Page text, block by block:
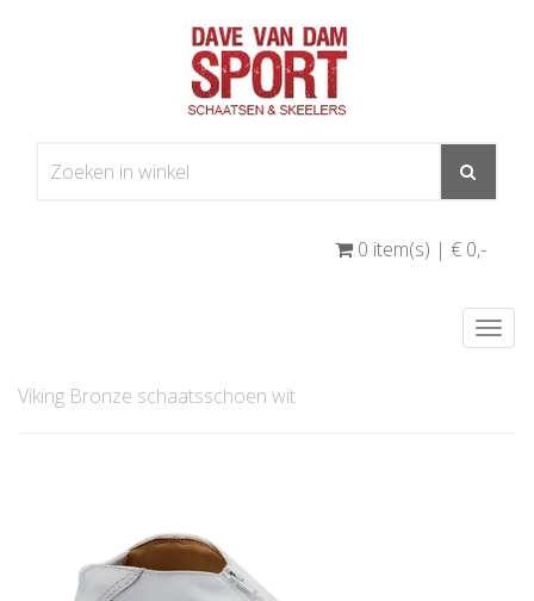
0 item(s) | € 0,-
Viking Bronze schaatsschoen wit